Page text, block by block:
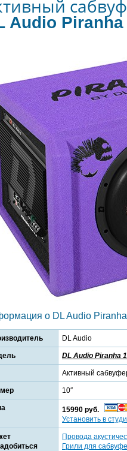
Audio
о DL Audio
DL Audio
DL Audio Piranha
Активный
10″
15990 руб.
Установить в
Провода
Грили для